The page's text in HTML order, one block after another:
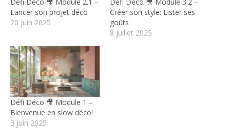
Défi Déco 🎥 Module 2.1 –
Lancer son projet déco
20 juin 2025
Défi Déco 🎥 Module 3.2 –
Créer son style: Lister ses
goûts
8 juillet 2025
Défi Déco 🎥 Module 1 –
Bienvenue en slow déco!
3 juin 2025